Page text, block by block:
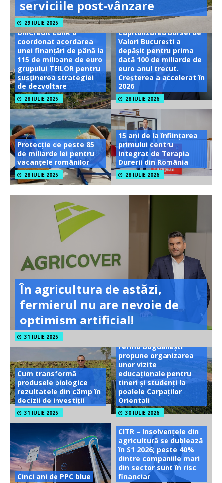
serviciile post-vânzare
29 IULIE 2026
UniCredit Bank a
coordonat acordarea
unei finanțări de până la
115 de milioane de euro
grupului TEILOR pentru
susținerea strategiei
de dezvoltare
28 IULIE 2026
Capitalizarea Bursei de
Valori București a
depășit pentru prima
dată 100 de miliarde de
euro anul trecut.
Creșterea a accelerat în
2026
28 IULIE 2026
Protecție de peste 85
de miliarde lei pentru
vacanțele românilor
28 IULIE 2026
15 ani de la înființarea
primului centru
integrat de Terapia
Durerii din România
28 IULIE 2026
În agricultura de astăzi,
fermierul nu are nevoie de
optimism artificial!
31 IULIE 2026
Cum transformă
produsele biologice
rezultatele din câmp în
decizii de investiții
31 IULIE 2026
Ferma Bogdănești
propune organizarea
unor vizite
educaționale pentru
tineri și studenți la
poalele Carpaților
Orientali
30 IULIE 2026
Cinci ani de PPC blue
CITR – Insolvențele din
agricultură se dublează
în S1 2026; peste 40%
dintre companiile mari
din sector sunt în risc
financiar